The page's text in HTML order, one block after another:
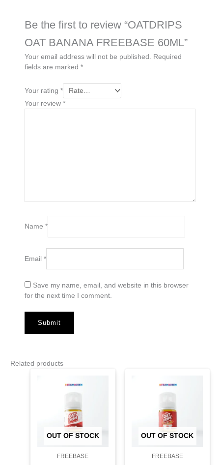
Be the first to review “OATDRIPS
OAT BANANA FREEBASE 60ML”
Your email address will not be published. Required
fields are marked*
Your rating*
Your review*
Name*
Email*
Save my name, email, and website in this browser
for the next time I comment.
Related products
OUT OF STOCK
FREEBASE
OUT OF STOCK
FREEBASE